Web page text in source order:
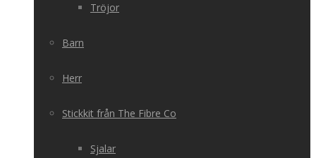
Tröjor
Barn
Herr
Stickkit från The Fibre Co
Sjalar